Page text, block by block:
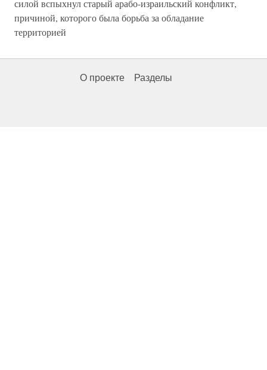
силой вспыхнул старый арабо-израильский конфликт,
причиной, которого была борьба за обладание
территорией
О проекте Разделы